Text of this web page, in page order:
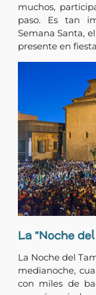
muchos,
paso. Es tan
Semana Santa,
presente en
La “Noche
La Noche del
medianoche,
con miles de